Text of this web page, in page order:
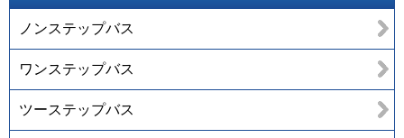
ノンステップバス
ワンステップバス
ツーステップバス